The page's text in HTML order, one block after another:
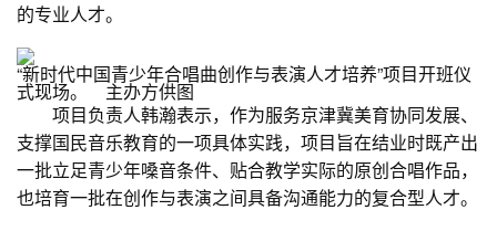
的专业人才。
“新时代中国青少年合唱曲创作与表演人才培养”项目开班仪
式现场。 主办方供图
项目负责人韩瀚表示，作为服务京津冀美育协同发展、
支撑国民音乐教育的一项具体实践，项目旨在结业时既产出
一批立足青少年嗓音条件、贴合教学实际的原创合唱作品，
也培育一批在创作与表演之间具备沟通能力的复合型人才。